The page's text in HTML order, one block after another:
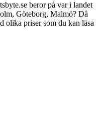
beror på var i landet
Göteborg, Malmö? Då
olika priser som du kan läsa